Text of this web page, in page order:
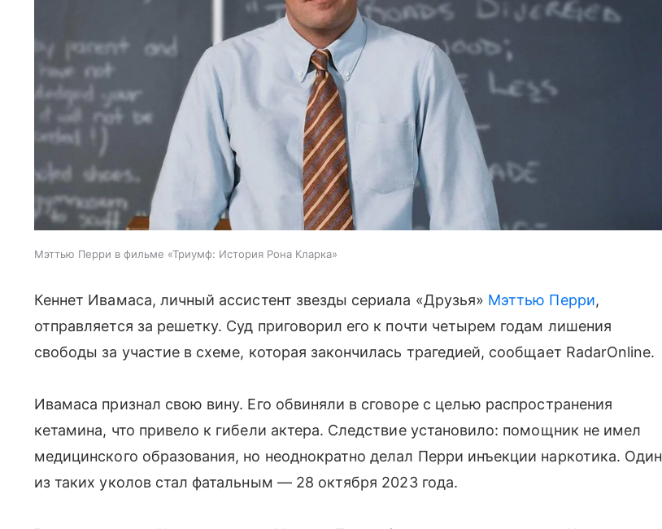
Мэттью Перри в фильме «Триумф: История Рона Кларка»
Кеннет Ивамаса, личный ассистент звезды сериала «Друзья» Мэттью Перри,
отправляется за решетку. Суд приговорил его к почти четырем годам лишения
свободы за участие в схеме, которая закончилась трагедией, сообщает RadarOnline.
Ивамаса признал свою вину. Его обвиняли в сговоре с целью распространения
кетамина, что привело к гибели актера. Следствие установило: помощник не имел
медицинского образования, но неоднократно делал Перри инъекции наркотика. Один
из таких уколов стал фатальным — 28 октября 2023 года.